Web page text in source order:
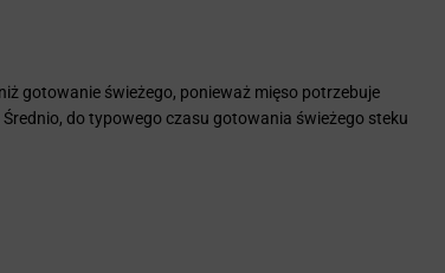
gotowanie świeżego, ponieważ mięso potrzebuje
do typowego czasu gotowania świeżego steku